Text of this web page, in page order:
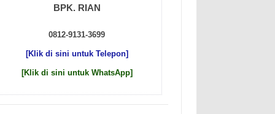
BPK. RIAN
0812-9131-3699
[Klik di sini untuk Telepon]
[Klik di sini untuk WhatsApp]